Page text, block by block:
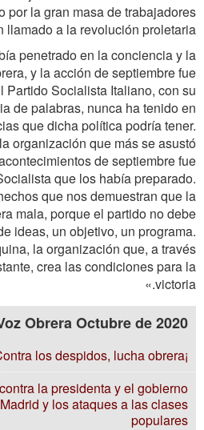
por la gran masa de trabajadores
llamado a la revolución proletaria.
penetrado en la conciencia y la
y la acción de septiembre fue
Socialista Italiano, con su
de palabras, nunca ha tenido en
que dicha política podría tener.
organización que más se asustó
de septiembre fue
que los había preparado.
que nos demuestran que la
mala, porque el partido no debe
ideas, un objetivo, un programa.
la organización que, a través
crea las condiciones para la
victoria.»
Obrera Octubre de 2020
¡Contra los despidos, lucha obrera!
la presidenta y el gobierno
y los ataques a las clases
populares